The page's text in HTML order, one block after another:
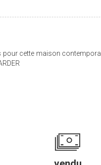
cette maison